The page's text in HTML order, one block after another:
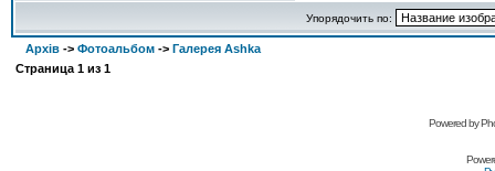
Упорядочить по:
Архів -> Фотоальбом -> Галерея Ashka
Страница 1 из 1
Powered by